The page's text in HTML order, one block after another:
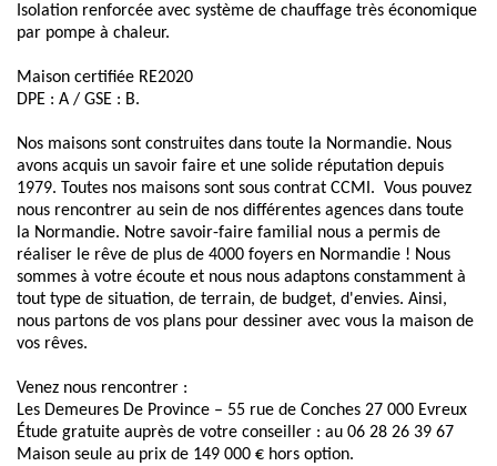
Isolation renforcée avec système de chauffage très économique
par pompe à chaleur.
Maison certifiée RE2020
DPE : A / GSE : B.
Nos maisons sont construites dans toute la Normandie. Nous
avons acquis un savoir faire et une solide réputation depuis
1979. Toutes nos maisons sont sous contrat CCMI. Vous pouvez
nous rencontrer au sein de nos différentes agences dans toute
la Normandie. Notre savoir-faire familial nous a permis de
réaliser le rêve de plus de 4000 foyers en Normandie ! Nous
sommes à votre écoute et nous nous adaptons constamment à
tout type de situation, de terrain, de budget, d'envies. Ainsi,
nous partons de vos plans pour dessiner avec vous la maison de
vos rêves.
Venez nous rencontrer :
Les Demeures De Province – 55 rue de Conches 27 000 Evreux
Étude gratuite auprès de votre conseiller : au 06 28 26 39 67
Maison seule au prix de 149 000 € hors option.